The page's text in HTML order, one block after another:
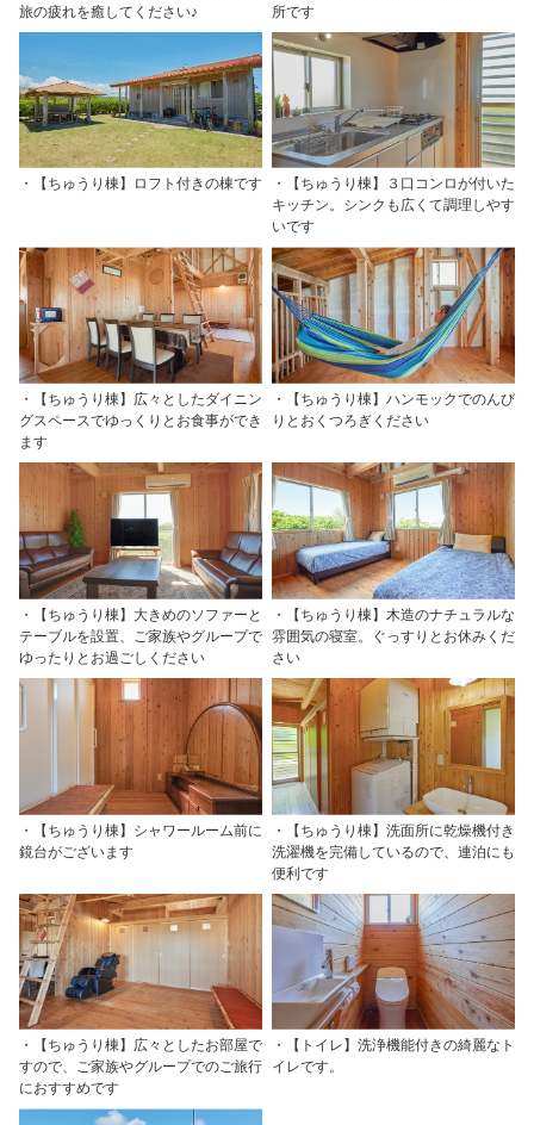
旅の疲れを癒してください♪
所です
・【ちゅうり棟】ロフト付きの棟です
・【ちゅうり棟】３口コンロが付いた
キッチン。シンクも広くて調理しやす
いです
・【ちゅうり棟】広々としたダイニン
グスペースでゆっくりとお食事ができ
ます
・【ちゅうり棟】ハンモックでのんび
りとおくつろぎください
・【ちゅうり棟】大きめのソファーと
テーブルを設置、ご家族やグループで
ゆったりとお過ごしください
・【ちゅうり棟】木造のナチュラルな
雰囲気の寝室。ぐっすりとお休みくだ
さい
・【ちゅうり棟】シャワールーム前に
鏡台がございます
・【ちゅうり棟】洗面所に乾燥機付き
洗濯機を完備しているので、連泊にも
便利です
・【ちゅうり棟】広々としたお部屋で
すので、ご家族やグループでのご旅行
におすすめです
・【トイレ】洗浄機能付きの綺麗なト
イレです。